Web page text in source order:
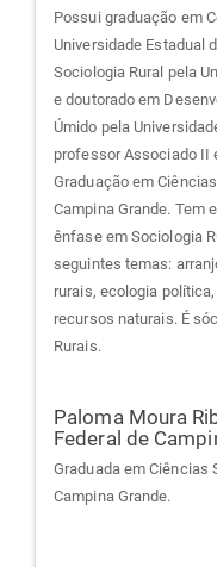
Possui graduação em
Universidade Estadual
Sociologia Rural pela
e doutorado em
Úmido pela
professor Associado II
Graduação em
Campina Grande. Tem
ênfase em Sociologia
seguintes temas:
rurais, ecologia
recursos naturais. É
Rurais.
Paloma Moura
Federal de
Graduada em Ciências
Campina Grande.